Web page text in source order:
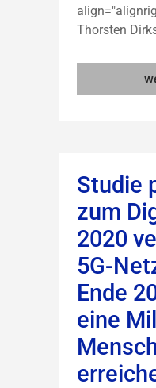
Thorsten
Studie
zum
2020
5G-
Ende
eine